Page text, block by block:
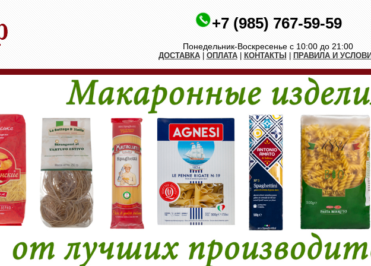
+7 (985) 767-59-59
Понедельник-Воскресенье с 10:00 до 21:00
ДОСТАВКА| ОПЛАТА| КОНТАКТЫ ПРАВИЛА И